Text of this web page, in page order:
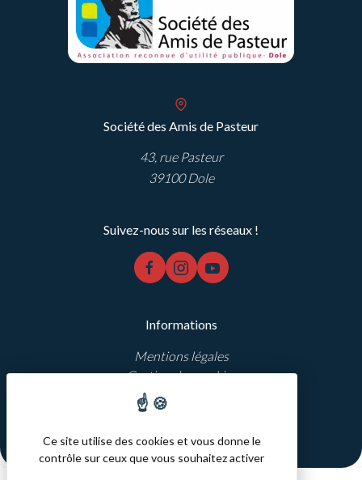
Société des Amis de Pasteur
43, rue Pasteur
39100 Dole
Suivez-nous sur les réseaux !
facebook
instagramyoutube
Informations
Mentions légales
Gestion des cookies
Réalisation Koredge
Ce site utilise des cookies et vous donne le
contrôle sur ceux que vous souhaitez activer